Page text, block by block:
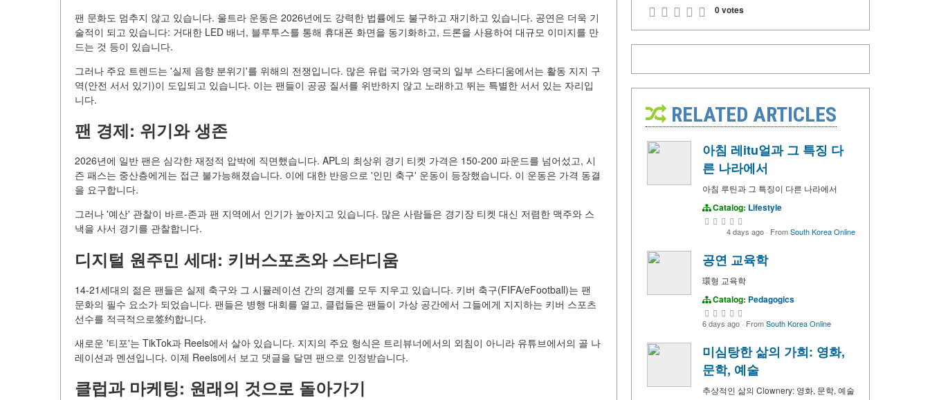
팬 문화도 멈추지 않고 있습니다. 울트라 운동은 2026년에도 강력한 법률에도 불구하고 재기하고 있습니다. 공연은 더욱 기
술적이 되고 있습니다: 거대한 LED 배너, 블루투스를 통해 휴대폰 화면을 동기화하고, 드론을 사용하여 대규모 이미지를 만
드는 것 등이 있습니다.
그러나 주요 트렌드는 '실제 음향 분위기'를 위해의 전쟁입니다. 많은 유럽 국가와 영국의 일부 스타디움에서는 활동 지지 구
역(안전 서서 있기)이 도입되고 있습니다. 이는 팬들이 공공 질서를 위반하지 않고 노래하고 뛰는 특별한 서서 있는 자리입
니다.
팬 경제: 위기와 생존
2026년에 일반 팬은 심각한 재정적 압박에 직면했습니다. APL의 최상위 경기 티켓 가격은 150-200 파운드를 넘어섰고, 시
즌 패스는 중산층에게는 접근 불가능해졌습니다. 이에 대한 반응으로 '인민 축구' 운동이 등장했습니다. 이 운동은 가격 동결
을 요구합니다.
그러나 '예산' 관찰이 바르-존과 팬 지역에서 인기가 높아지고 있습니다. 많은 사람들은 경기장 티켓 대신 저렴한 맥주와 스
낵을 사서 경기를 관찰합니다.
디지털 원주민 세대: 키버스포츠와 스타디움
14-21세대의 젊은 팬들은 실제 축구와 그 시뮬레이션 간의 경계를 모두 지우고 있습니다. 키버 축구(FIFA/eFootball)는 팬
문화의 필수 요소가 되었습니다. 팬들은 병행 대회를 열고, 클럽들은 팬들이 가상 공간에서 그들에게 지지하는 키버 스포츠
선수를 적극적으로签约합니다.
새로운 '티포'는 TikTok과 Reels에서 살아 있습니다. 지지의 주요 형식은 트리뷰너에서의 외침이 아니라 유튜브에서의 골 나
레이션과 멘션입니다. 이제 Reels에서 보고 댓글을 달면 팬으로 인정받습니다.
클럽과 마케팅: 원래의 것으로 돌아가기
0 votes
RELATED ARTICLES
아침 레itu얼과 그 특징 다
른 나라에서
아침 루틴과 그 특징이 다른 나라에서
Catalog: Lifestyle
4 days ago · FromSouth Korea Online
공연 교육학
環형 교육학
Catalog: Pedagogics
6 days ago · FromSouth Korea Online
미심탕한 삶의 가희: 영화,
문학, 예술
추상적인 삶의 Clownery: 영화, 문학, 예술